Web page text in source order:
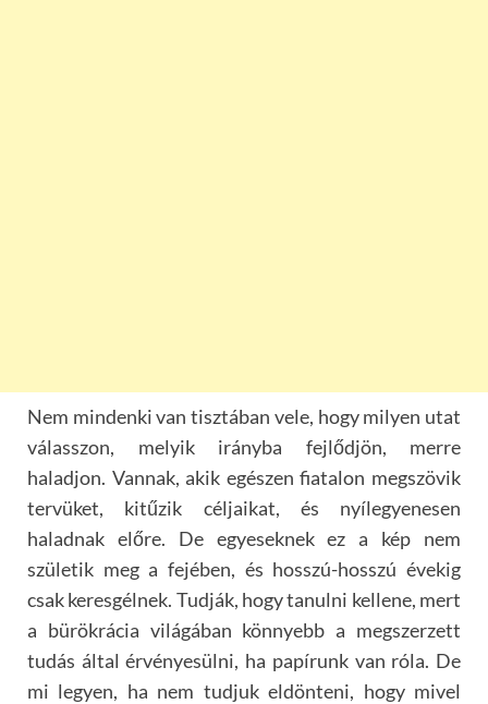
Nem mindenki van tisztában vele, hogy milyen utat
válasszon, melyik irányba fejlődjön, merre
haladjon. Vannak, akik egészen fiatalon megszövik
tervüket, kitűzik céljaikat, és nyílegyenesen
haladnak előre. De egyeseknek ez a kép nem
születik meg a fejében, és hosszú-hosszú évekig
csak keresgélnek. Tudják, hogy tanulni kellene, mert
a bürökrácia világában könnyebb a megszerzett
tudás által érvényesülni, ha papírunk van róla. De
mi legyen, ha nem tudjuk eldönteni, hogy mivel